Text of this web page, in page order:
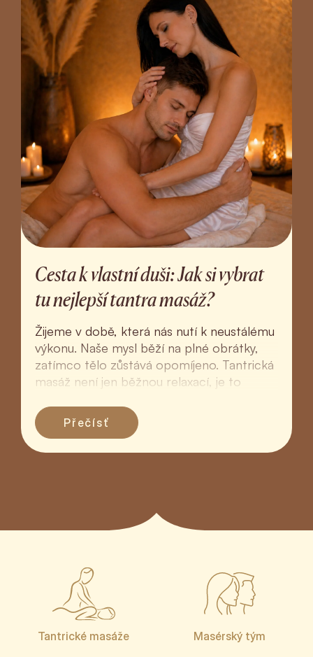
Cesta k vlastní duši: Jak si vybrat
tu nejlepší tantra masáž?
Žijeme v době, která nás nutí k neustálému
výkonu. Naše mysl běží na plné obrátky,
zatímco tělo zůstává opomíjeno. Tantrická
masáž není jen běžnou relaxací, je to
Přečísť
Tantrické masáže Masérský tým